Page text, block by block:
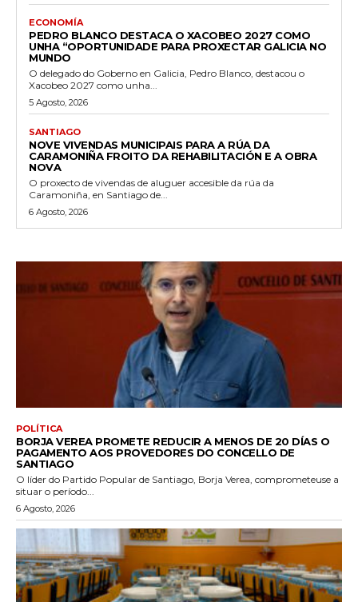
ECONOMÍA
PEDRO BLANCO DESTACA O XACOBEO 2027 COMO
UNHA “OPORTUNIDADE PARA PROXECTAR GALICIA NO
MUNDO
O delegado do Goberno en Galicia, Pedro Blanco, destacou o
Xacobeo 2027 como unha...
5 Agosto, 2026
SANTIAGO
NOVE VIVENDAS MUNICIPAIS PARA A RÚA DA
CARAMONIÑA FROITO DA REHABILITACIÓN E A OBRA
NOVA
O proxecto de vivendas de aluguer accesible da rúa da
Caramoniña, en Santiago de...
6 Agosto, 2026
POLÍTICA
BORJA VEREA PROMETE REDUCIR A MENOS DE 20 DÍAS O
PAGAMENTO AOS PROVEDORES DO CONCELLO DE
SANTIAGO
O líder do Partido Popular de Santiago, Borja Verea, comprometeuse a
situar o período...
6 Agosto, 2026